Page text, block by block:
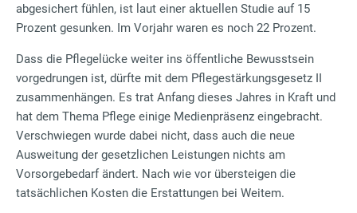
abgesichert fühlen, ist laut einer aktuellen Studie auf 15
Prozent gesunken. Im Vorjahr waren es noch 22 Prozent.
Dass die Pflegelücke weiter ins öffentliche Bewusstsein
vorgedrungen ist, dürfte mit dem Pflegestärkungsgesetz II
zusammenhängen. Es trat Anfang dieses Jahres in Kraft und
hat dem Thema Pflege einige Medienpräsenz eingebracht.
Verschwiegen wurde dabei nicht, dass auch die neue
Ausweitung der gesetzlichen Leistungen nichts am
Vorsorgebedarf ändert. Nach wie vor übersteigen die
tatsächlichen Kosten die Erstattungen bei Weitem.